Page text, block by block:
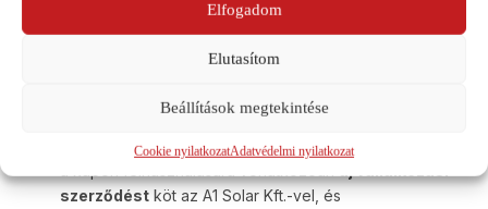
Elfogadom
Elutasítom
Beállítások megtekintése
Cookie nyilatkozatAdatvédelmi nyilatkozat
szerződést köt az A1 Solar Kft.-vel, és